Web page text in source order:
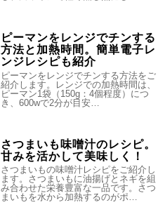
ピーマンをレンジでチンする
方法と加熱時間。簡単電子レ
ンジレシピも紹介
ピーマンをレンジでチンする方法をご
紹介します。レンジでの加熱時間は、
ピーマン1袋（150g：4個程度）につ
き、600wで2分が目安…
さつまいも味噌汁のレシピ。
甘みを活かして美味しく！
さつまいもの味噌汁レシピをご紹介し
ます。さつまいもに油揚げとネギを組
み合わせた栄養豊富な一品です。さつ
まいもを水から加熱するのがポ…